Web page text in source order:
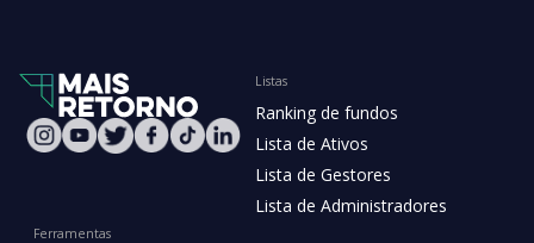
Listas
Ranking de fundos
Lista de Ativos
Lista de Gestores
Lista de Administradores
Ferramentas